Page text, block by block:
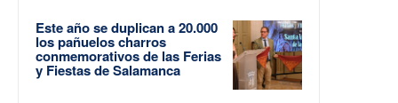
Este año se duplican a 20.000
los pañuelos charros
conmemorativos de las Ferias
y Fiestas de Salamanca